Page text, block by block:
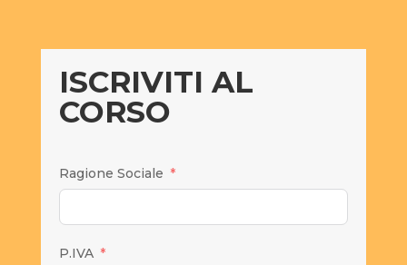
ISCRIVITI AL
CORSO
Ragione Sociale
P.IVA